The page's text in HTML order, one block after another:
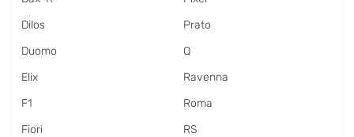
Dilos
Duomo
Elix
F1
Fiori
Prato
Q
Ravenna
Roma
RS